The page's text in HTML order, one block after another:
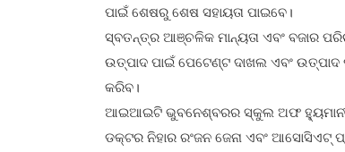
ପାଇଁ ଶେଷରୁ ଶେଷ ସହାୟତା ପାଇବେ।
ସ୍ବତନ୍ତ୍ର ଆଞ୍ଚଳିକ ମାନ୍ୟତା ଏବଂ ବଜାର
ଉତ୍ପାଦ ପାଇଁ ପେଟେଣ୍ଟ ଦାଖଲ ଏବଂ
କରିବ।
ଆଇଆଇଟି ଭୁବନେଶ୍ବରର ସ୍କୁଲ ଅଫ
ଡକ୍ଟର ନିହାର ରଂଜନ ଜେନା ଏବଂ